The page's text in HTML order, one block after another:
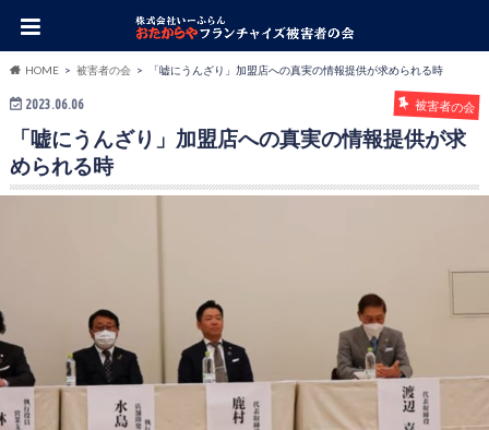
HOME 被害者の会 「嘘にうんざり」加盟店への真実の情報提供が求められる時
2023.06.06 被害者の会
「嘘にうんざり」加盟店への真実の情報提供が求
められる時